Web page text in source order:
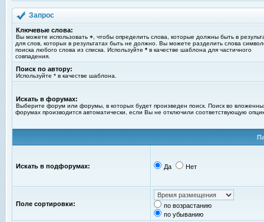
Запрос
Ключевые слова:
Вы можете использовать + , чтобы определить слова, которые должны быть в
для слов, которых в результатах быть не должно. Вы можете разделить слова
поиска любого слова из списка. Используйте * в качестве шаблона для частичного
совпадения.
Поиск по автору:
Используйте * в качестве шаблона.
Искать в форумах:
Выберите форум или форумы, в которых будет произведен поиск. Поиск во
форумах производится автоматически, если Вы не отключили соответствующую
Искать в подфорумах: Да Нет
Поле сортировки:
по возрастанию
по убыванию